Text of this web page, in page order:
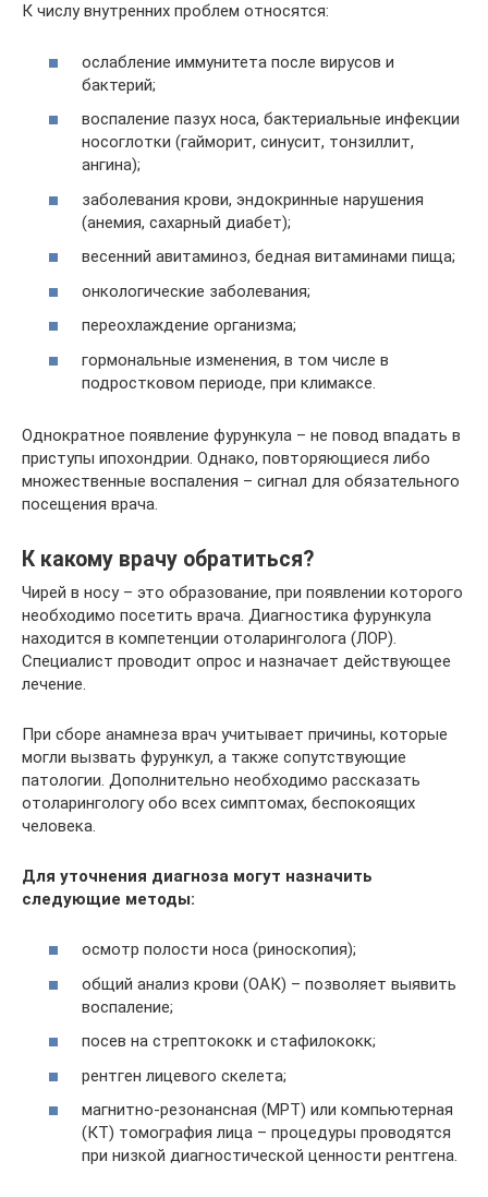
К числу внутренних проблем относятся:
ослабление иммунитета после вирусов и
бактерий;
воспаление пазух носа, бактериальные инфекции
носоглотки (гайморит, синусит, тонзиллит,
ангина);
заболевания крови, эндокринные нарушения
(анемия, сахарный диабет);
весенний авитаминоз, бедная витаминами пища;
онкологические заболевания;
переохлаждение организма;
гормональные изменения, в том числе в
подростковом периоде, при климаксе.
Однократное появление фурункула – не повод впадать в
приступы ипохондрии. Однако, повторяющиеся либо
множественные воспаления – сигнал для обязательного
посещения врача.
К какому врачу обратиться?
Чирей в носу – это образование, при появлении которого
необходимо посетить врача. Диагностика фурункула
находится в компетенции отоларинголога (ЛОР).
Специалист проводит опрос и назначает действующее
лечение.
При сборе анамнеза врач учитывает причины, которые
могли вызвать фурункул, а также сопутствующие
патологии. Дополнительно необходимо рассказать
отоларингологу обо всех симптомах, беспокоящих
человека.
Для уточнения диагноза могут назначить
следующие методы:
осмотр полости носа (риноскопия);
общий анализ крови (ОАК) – позволяет выявить
воспаление;
посев на стрептококк и стафилококк;
рентген лицевого скелета;
магнитно-резонансная (МРТ) или компьютерная
(КТ) томография лица – процедуры проводятся
при низкой диагностической ценности рентгена.